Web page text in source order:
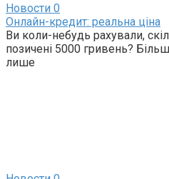
Новости 0
Онлайн-кредит: реальна ціна
Ви коли-небудь рахували,
позичені 5000 гривень?
лише